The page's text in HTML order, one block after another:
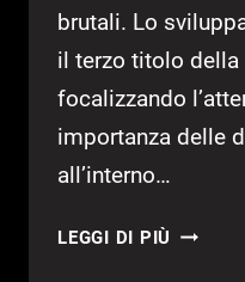
brutali. Lo
il terzo titolo
focalizzando
importanza delle
all’interno…
LEGGI DI PIÙ